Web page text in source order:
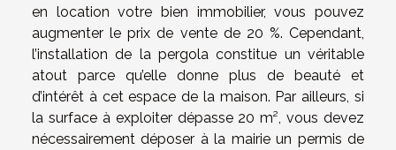
en location votre bien immobilier, vous pouvez
augmenter le prix de vente de 20 %. Cependant,
l’installation de la pergola constitue un véritable
atout parce qu’elle donne plus de beauté et
d’intérêt à cet espace de la maison. Par ailleurs, si
la surface à exploiter dépasse 20 m², vous devez
nécessairement déposer à la mairie un permis de